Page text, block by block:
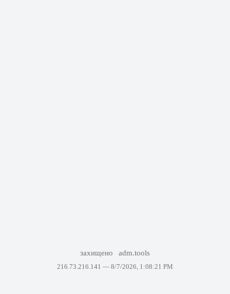
захищено adm.tools
216.73.216.141 — 8/7/2026, 1:08:21 PM